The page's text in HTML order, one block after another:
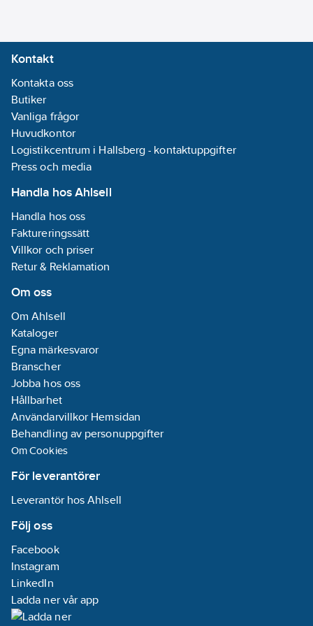
parpump)
köldbärartank 2000-
3000L.
Expansionskärl
säkerhetsventil och
avluftare.
Low noise versioner.
Värmeåtervinning.
Tillbehör:
Korrosionsskydd i
olika utförande.
kompressorer.
Master
RS485.
Vibrationsdämpare.
Kyleffekter är angivna
vid omgivande
lufttemperatur 35°C
och
köldbärartemperatur
in/ut +12/7°C .
ljudtrycksnivå uppmätt
i fritt utrymme på 1m,
enligt ISO 3744.
För Clint sker
registrering av
igångkörningsprotokoll
digitalt, länk till
Kontakt
Kontakta oss
Butiker
Vanliga frågor
Huvudkontor
Logistikcentrum i Hallsberg - kontaktuppgifter
Press och media
Handla hos Ahlsell
Handla hos oss
Faktureringssätt
Villkor och priser
Retur & Reklamation
Om oss
Om Ahlsell
Kataloger
Egna märkesvaror
Branscher
Jobba hos oss
Hållbarhet
Användarvillkor Hemsidan
Behandling av personuppgifter
Om Cookies
För leverantörer
Leverantör hos Ahlsell
Följ oss
Facebook
Instagram
LinkedIn
Ladda ner vår app